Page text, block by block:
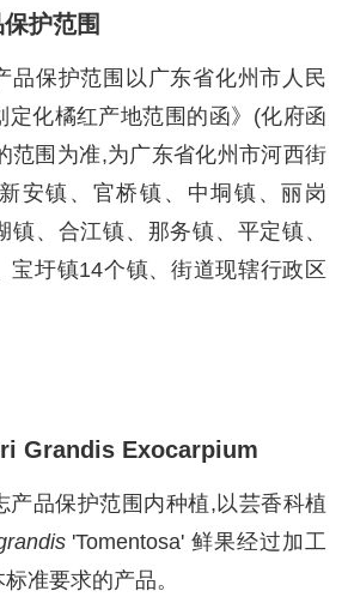
护范围
品保护范围以广东省化州市人民
定化橘红产地范围的函》(化府函
范围为准,为广东省化州市河西街
安镇、官桥镇、中垌镇、丽岗
镇、合江镇、那务镇、平定镇、
宝圩镇14个镇、街道现辖行政区
Grandis Exocarpium
产品保护范围内种植,以芸香科植
'Tomentosa' 鲜果经过加工
准要求的产品。